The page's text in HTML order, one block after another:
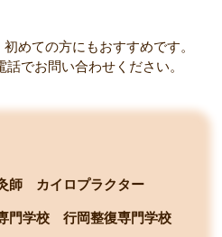
めての方にもおすすめです。
でお問い合わせください。
師 カイロプラクター
門学校 行岡整復専門学校